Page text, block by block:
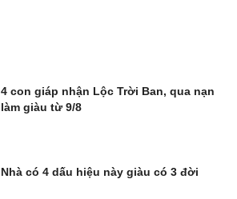
4 con giáp nhận Lộc Trời Ban, qua nạn
làm giàu từ 9/8
Nhà có 4 dấu hiệu này giàu có 3 đời